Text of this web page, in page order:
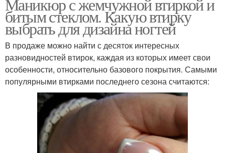
битым стеклом. Какую втирку
выбрать для дизайна ногтей
В продаже можно найти с десяток интересных
разновидностей втирок, каждая из которых имеет свои
особенности, относительно базового покрытия. Самыми
популярными втирками последнего сезона считаются: